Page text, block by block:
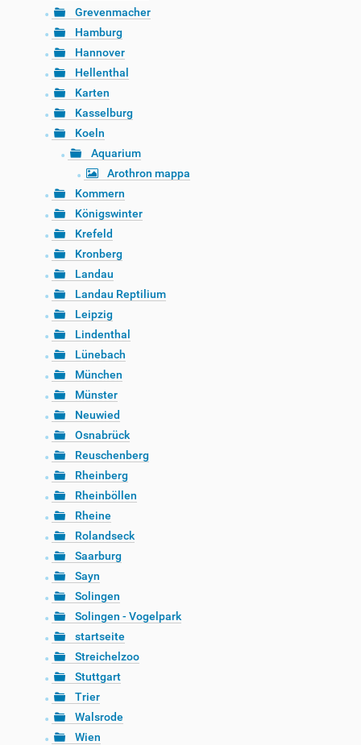
Grevenmacher
Hamburg
Hannover
Hellenthal
Karten
Kasselburg
Koeln
Aquarium
Arothron mappa
Kommern
Königswinter
Krefeld
Kronberg
Landau
Landau Reptilium
Leipzig
Lindenthal
Lünebach
München
Münster
Neuwied
Osnabrück
Reuschenberg
Rheinberg
Rheinböllen
Rheine
Rolandseck
Saarburg
Sayn
Solingen
Solingen - Vogelpark
startseite
Streichelzoo
Stuttgart
Trier
Walsrode
Wien